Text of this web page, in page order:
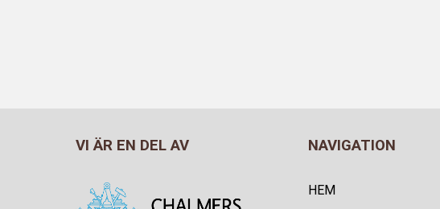
VI ÄR EN DEL AV NAVIGATION
HEM